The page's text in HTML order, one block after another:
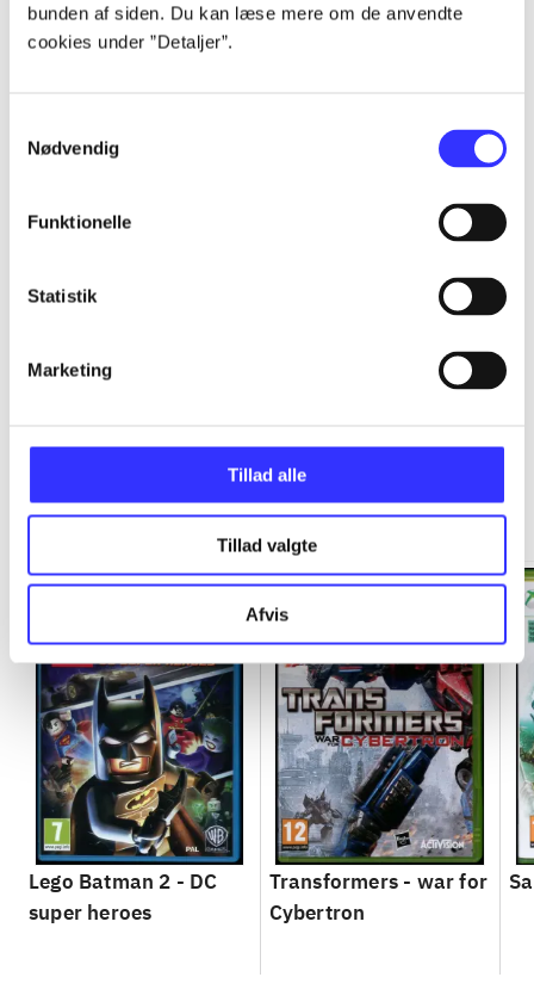
bunden af siden. Du kan læse mere om de anvendte
cookies under ”Detaljer”.
Nødvendig
Funktionelle
Statistik
Marketing
Tillad alle
Tillad valgte
Afvis
...
Minder om
Lego Batman 2 - DC
super heroes
Transformers - war for
Cybertron